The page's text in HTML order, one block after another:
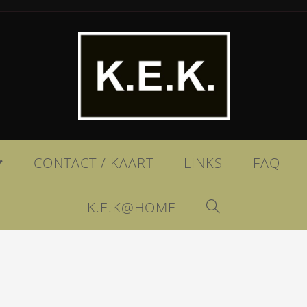
CONTACT / KAART LINKS FAQ
K.E.K@HOME